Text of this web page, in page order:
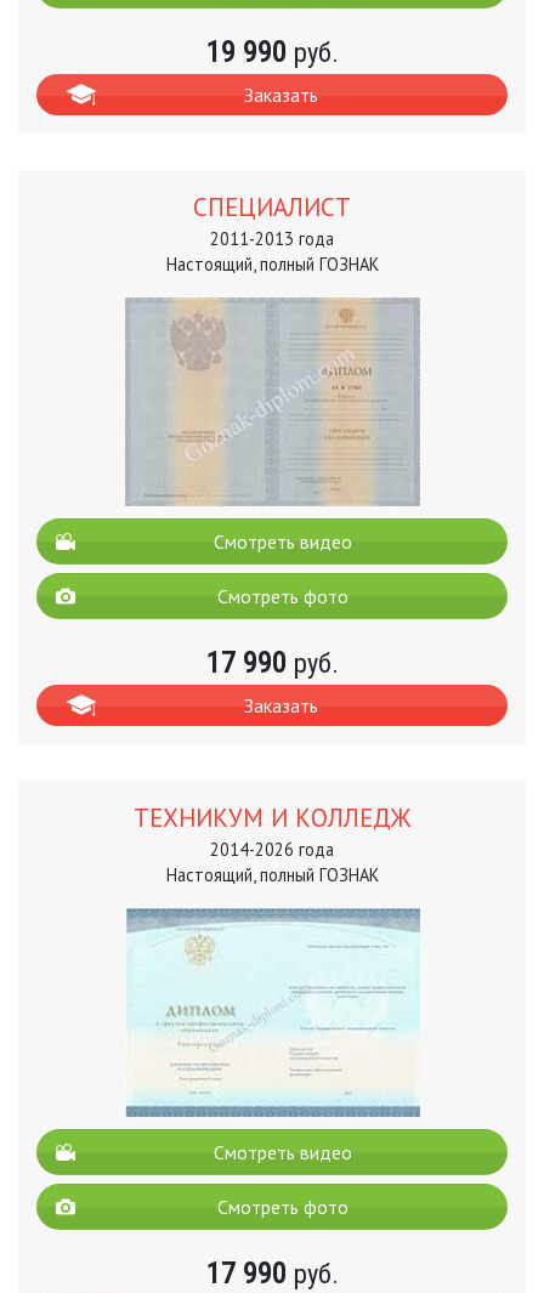
19 990 руб.
Заказать
СПЕЦИАЛИСТ
2011-2013 года
Настоящий, полный ГОЗНАК
Смотреть видео
Смотреть фото
17 990 руб.
Заказать
ТЕХНИКУМ И КОЛЛЕДЖ
2014-2026 года
Настоящий, полный ГОЗНАК
Смотреть видео
Смотреть фото
17 990 руб.